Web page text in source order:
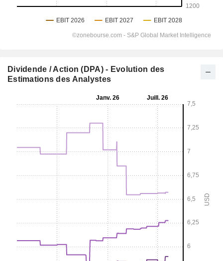
Dividende / Action (DPA) - Evolution des
Estimations des Analystes